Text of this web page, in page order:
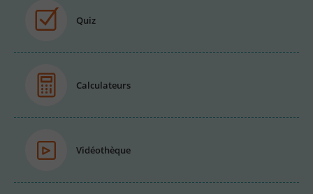
Quiz
Calculateurs
Vidéothèque